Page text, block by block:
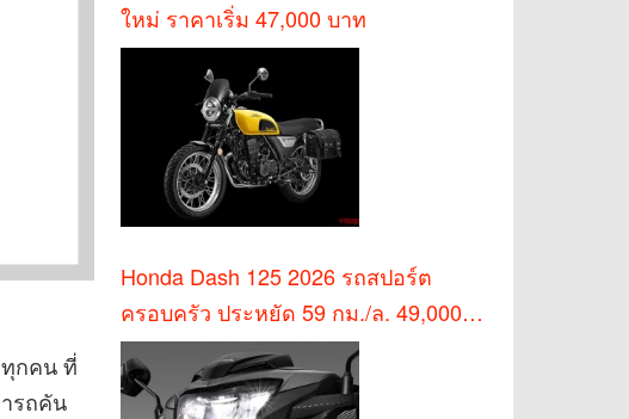
กคน ที่
รถคัน
ใหม่ ราคาเริ่ม 47,000 บาท
Honda Dash 125 2026 รถสปอร์ต
ครอบครัว ประหยัด 59 กม./ล. 49,000
บาท